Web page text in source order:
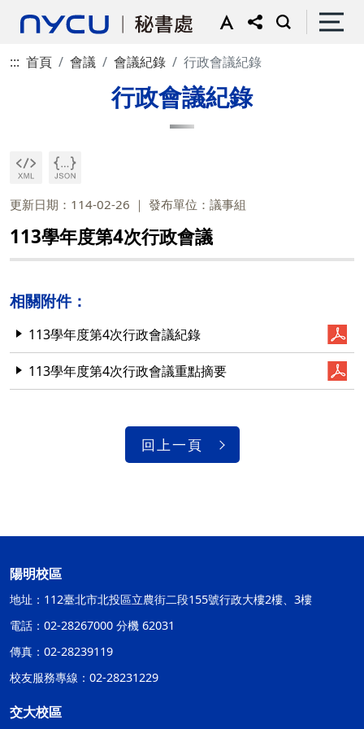
::: 首頁 會議 會議紀錄 行政會議紀錄
行政會議紀錄
更新日期：114-02-26 發布單位：議事組
113學年度第4次行政會議
相關附件：
113學年度第4次行政會議紀錄
113學年度第4次行政會議重點摘要
回上一頁
陽明校區
地址：112臺北市北投區立農街二段155號行政大樓2樓、3樓
電話：02-28267000 分機 62031
傳真：02-28239119
校友服務專線：02-28231229
交大校區